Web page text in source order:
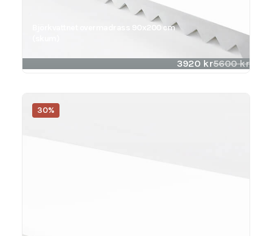
Björkvattnet overmadrass 90x200 cm
5600kr
3920 kr
30%